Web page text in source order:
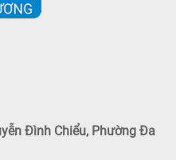
Đình Chiểu, Phường Đa